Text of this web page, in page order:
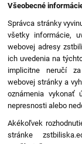
Všeobecné
Správca stránky
všetky informácie,
webovej adresy
ich uvedenia na
implicitne neručí
webovej stránky a
oznámenia vykonať
nepresnosti alebo
Akékoľvek
stránke